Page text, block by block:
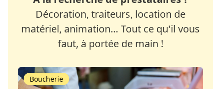
Décoration, traiteurs, location de
matériel, animation… Tout ce qu'il vous
faut, à portée de main !
Boucherie